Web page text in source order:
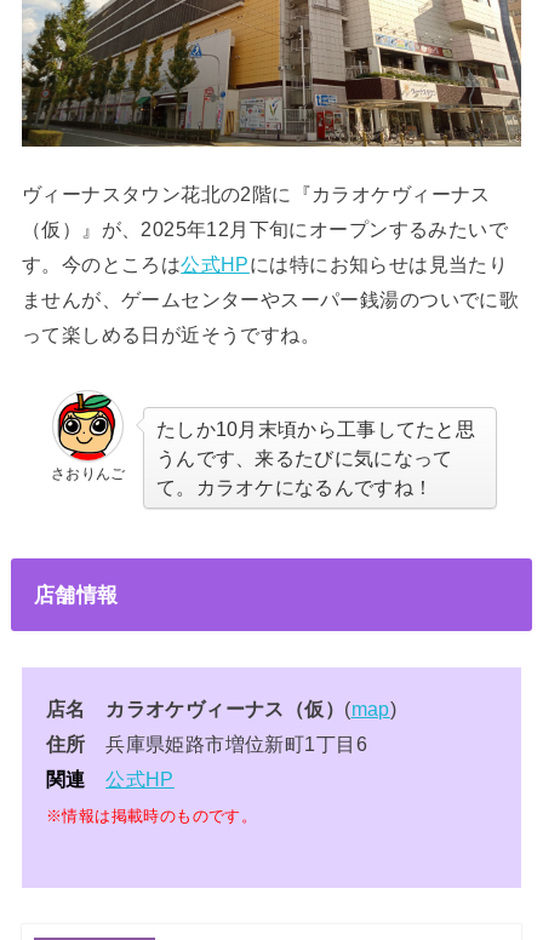
ヴィーナスタウン花北の2階に『カラオケヴィーナス
（仮）』が、2025年12月下旬にオープンするみたいで
す。今のところは公式HPには特にお知らせは見当たり
ませんが、ゲームセンターやスーパー銭湯のついでに歌
って楽しめる日が近そうですね。
さおりんご
たしか10月末頃から工事してたと思
うんです、来るたびに気になって
て。カラオケになるんですね！
店舗情報
店名 カラオケヴィーナス（仮） (map)
住所 兵庫県姫路市増位新町1丁目6
関連
公式HP
※情報は掲載時のものです。